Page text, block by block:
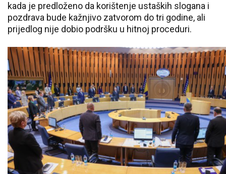
kada je predloženo da korištenje ustaških slogana i
pozdrava bude kažnjivo zatvorom do tri godine, ali
prijedlog nije dobio podršku u hitnoj proceduri.